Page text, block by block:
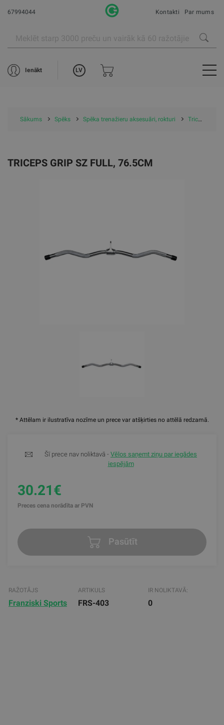
67994044 Kontakti Par mums
Ienākt LV
Sākums Spēks Spēka trenažieru aksesuāri, rokturi Triceps grip SZ full, 76.5cm
* Attēlam ir ilustratīva nozīme un prece var atšķirties no attēlā redzamā.
TRICEPS GRIP SZ FULL, 76.5CM
Šī prece nav noliktavā - Vēlos saņemt ziņu par iegādes
iespējām
30.21€
Preces cena norādīta ar PVN
Pasūtīt
RAŽOTĀJS
Franziski Sports
ARTIKULS
FRS-403
IR NOLIKTAVĀ:
0